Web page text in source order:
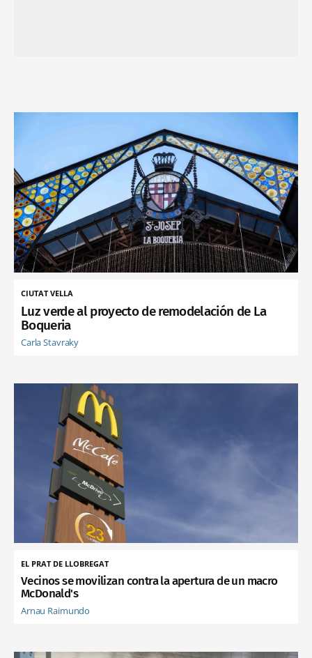
CIUTAT VELLA
Luz verde al proyecto de remodelación de La
Boqueria
Carla Stavraky
EL PRAT DE LLOBREGAT
Vecinos se movilizan contra la apertura de un macro
McDonald's
Arnau Raimundo